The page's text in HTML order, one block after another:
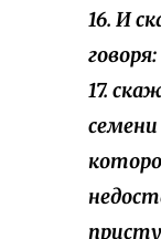
16. И
говоря:
17.
семени